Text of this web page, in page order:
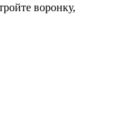
воронку,